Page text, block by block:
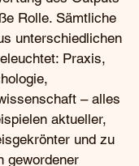
Rolle. Sämtliche
unterschiedlichen
Praxis,
– alles
aktueller,
und zu
gewordener